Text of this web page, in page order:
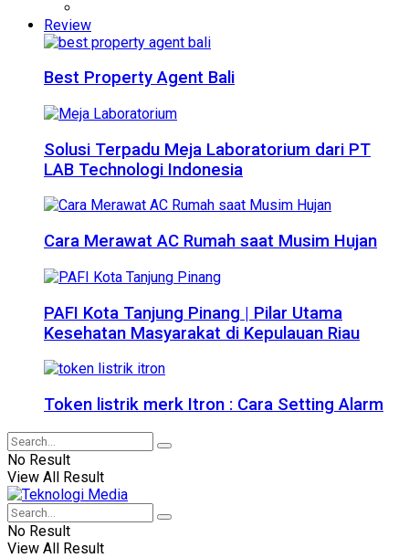
Review
Best Property Agent Bali
Solusi Terpadu Meja Laboratorium dari PT
LAB Technologi Indonesia
Cara Merawat AC Rumah saat Musim Hujan
PAFI Kota Tanjung Pinang | Pilar Utama
Kesehatan Masyarakat di Kepulauan Riau
Token listrik merk Itron : Cara Setting Alarm
No Result
View All Result
No Result
View All Result